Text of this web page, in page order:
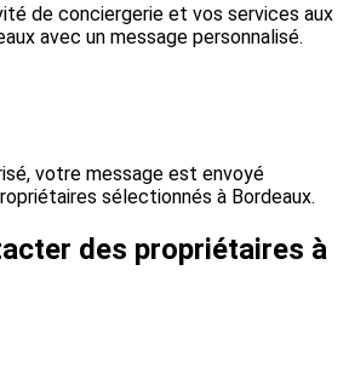
de conciergerie et vos services aux
avec un message personnalisé.
votre message est envoyé
sélectionnés à Bordeaux.
des propriétaires à